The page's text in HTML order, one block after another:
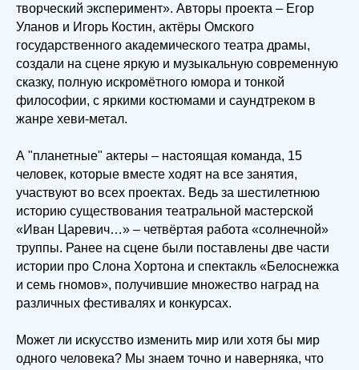
творческий эксперимент». Авторы проекта – Егор
Уланов и Игорь Костин, актёры Омского
государственного академического театра драмы,
создали на сцене яркую и музыкальную современную
сказку, полную искромётного юмора и тонкой
философии, с яркими костюмами и саундтреком в
жанре хеви-метал.
А "планетные" актеры – настоящая команда, 15
человек, которые вместе ходят на все занятия,
участвуют во всех проектах. Ведь за шестилетнюю
историю существования театральной мастерской
«Иван Царевич…» – четвёртая работа «солнечной»
труппы. Ранее на сцене были поставлены две части
истории про Слона Хортона и спектакль «Белоснежка
и семь гномов», получившие множество наград на
различных фестивалях и конкурсах.
Может ли искусство изменить мир или хотя бы мир
одного человека? Мы знаем точно и наверняка, что